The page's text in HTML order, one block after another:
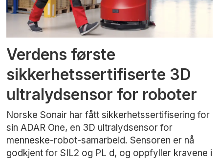
Verdens første
sikkerhetssertifiserte 3D
ultralydsensor for roboter
Norske Sonair har fått sikkerhetssertifisering for
sin ADAR One, en 3D ultralydsensor for
menneske-robot-samarbeid. Sensoren er nå
godkjent for SIL2 og PL d, og oppfyller kravene i